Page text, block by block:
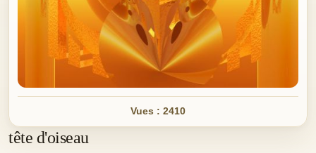
Vues : 2410
tête d'oiseau